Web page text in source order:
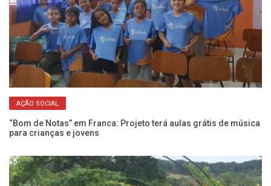
AÇÃO SOCIAL
“Bom de Notas” em Franca: Projeto terá aulas grátis de música
para crianças e jovens